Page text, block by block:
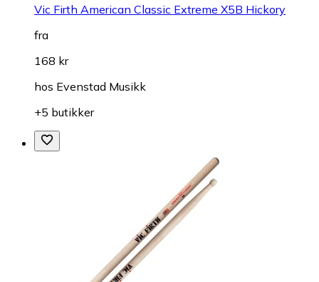
Vic Firth American Classic Extreme X5B Hickory
fra
168 kr
hos Evenstad Musikk
+5 butikker